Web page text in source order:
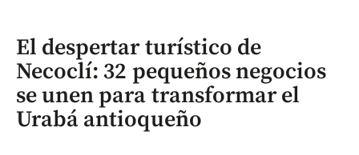
El despertar turístico de
Necoclí: 32 pequeños negocios
se unen para transformar el
Urabá antioqueño